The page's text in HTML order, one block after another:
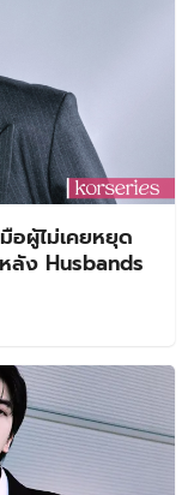
ผู้ไม่เคยหยุด
ลัง Husbands